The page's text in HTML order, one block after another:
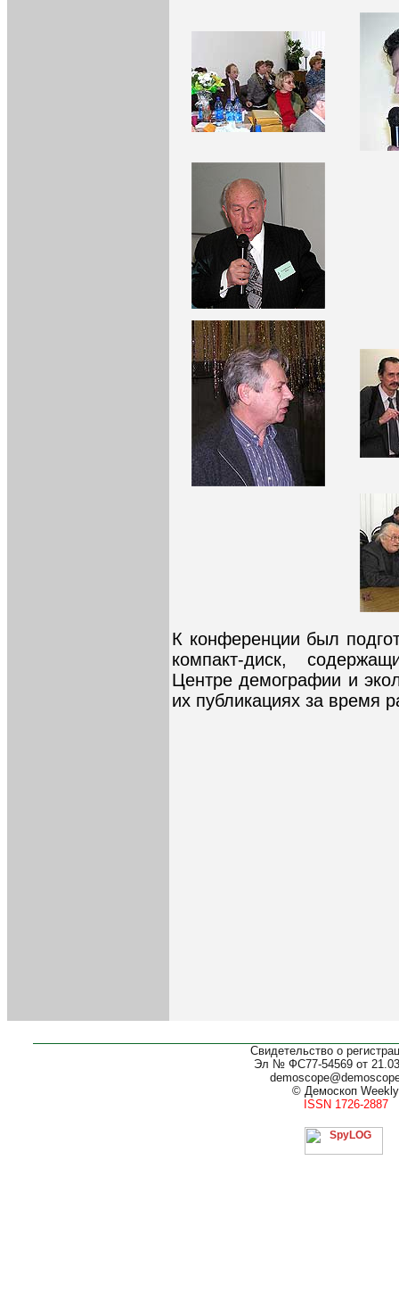
К конференции был
компакт-диск,
Центре демографии и
их публикациях за время
Свидетельство о
Эл № ФС77-54569 от
© Демоскоп Weekly
ISSN 1726-2887